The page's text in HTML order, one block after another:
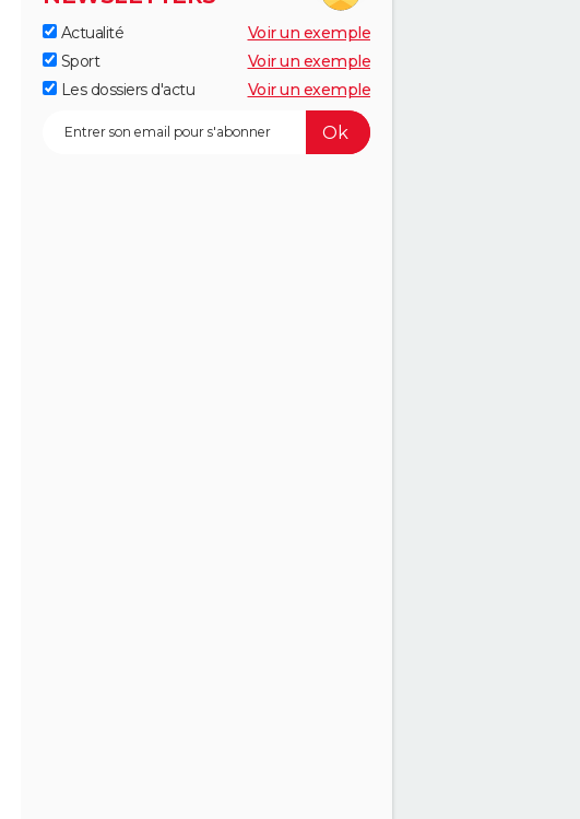
Actualité
Voir un exemple
Sport
Voir un exemple
Les dossiers d'actu
Voir un exemple